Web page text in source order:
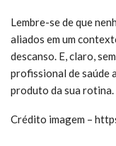
Lembre-se de que
aliados em um
descanso. E, claro,
profissional de saúde
produto da sua rotina.
Crédito imagem –